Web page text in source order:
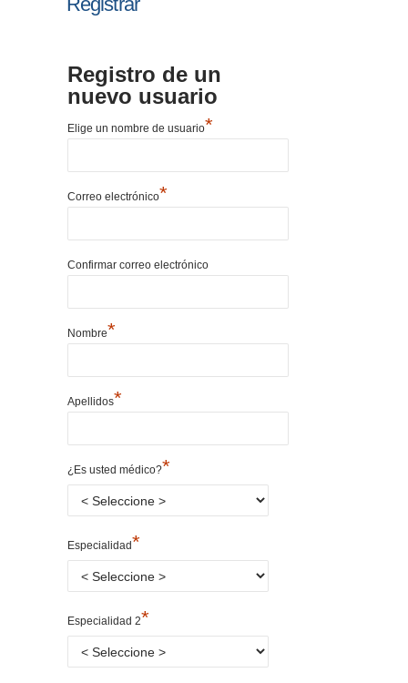
Registro de un
nuevo usuario
Elige un nombre de usuario*
Correo electrónico*
Confirmar correo electrónico
Nombre*
Apellidos*
¿Es usted médico?*
Especialidad*
Especialidad 2*